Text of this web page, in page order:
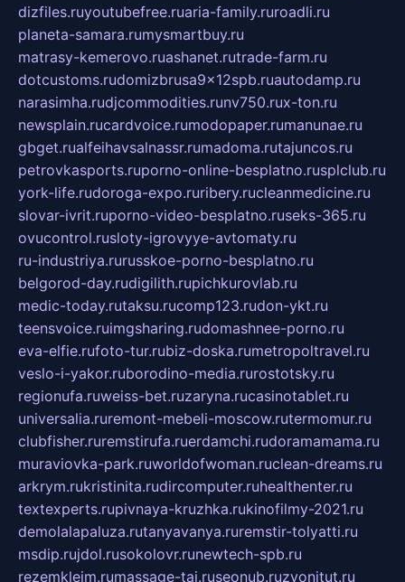
dizfiles.ruyoutubefree.ruaria-family.ruroadli.ru
planeta-samara.rumysmartbuy.ru
matrasy-kemerovo.ruashanet.rutrade-farm.ru
dotcustoms.rudomizbrusa9x12spb.ruautodamp.ru
narasimha.rudjcommodities.runv750.rux-ton.ru
newsplain.rucardvoice.rumodopaper.rumanunae.ru
gbget.rualfeihavsalnassr.rumadoma.rutajuncos.ru
petrovkasports.ruporno-online-besplatno.rusplclub.ru
york-life.rudoroga-expo.ruribery.rucleanmedicine.ru
slovar-ivrit.ruporno-video-besplatno.ruseks-365.ru
ovucontrol.rusloty-igrovyye-avtomaty.ru
ru-industriya.rurusskoe-porno-besplatno.ru
belgorod-day.rudigilith.rupichkurovlab.ru
medic-today.rutaksu.rucomp123.rudon-ykt.ru
teensvoice.ruimgsharing.rudomashnee-porno.ru
eva-elfie.rufoto-tur.rubiz-doska.rumetropoltravel.ru
veslo-i-yakor.ruborodino-media.rurostotsky.ru
regionufa.ruweiss-bet.ruzaryna.rucasinotablet.ru
universalia.ruremont-mebeli-moscow.rutermomur.ru
clubfisher.ruremstirufa.ruerdamchi.rudoramamama.ru
muraviovka-park.ruworldofwoman.ruclean-dreams.ru
arkrym.rukristinita.rudircomputer.ruhealthenter.ru
textexperts.rupivnaya-kruzhka.rukinofilmy-2021.ru
demolalapaluza.rutanyavanya.ruremstir-tolyatti.ru
msdip.rujdol.rusokolovr.runewtech-spb.ru
rezemkleim.rumassage-tai.ruseonub.ruzvonitut.ru